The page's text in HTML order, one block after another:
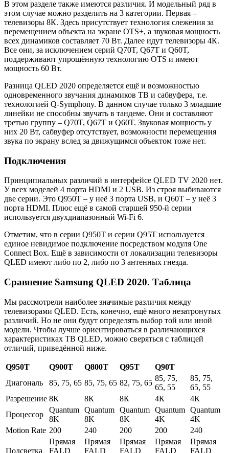
В этом разделе также имеются различия. И модельный ряд в
этом случае можно разделить на 3 категории. Первая –
телевизоры 8К. Здесь присутствует технология слежения за
перемещением объекта на экране OTS+, а звуковая мощность
всех динамиков составляет 70 Вт. Далее идут телевизоры 4К.
Все они, за исключением серий Q70T, Q67T и Q60T,
поддерживают упрощённую технологию OTS и имеют
мощность 60 Вт.
Разница QLED 2020 определяется ещё и возможностью
одновременного звучания динамиков ТВ и сабвуфера, т.е.
технологией Q-Symphony. В данном случае только 3 младшие
линейки не способны звучать в тандеме. Они и составляют
третью группу – Q70T, Q67T и Q60T. Звуковая мощность у
них 20 Вт, сабвуфер отсутствует, возможности перемещения
звука по экрану вслед за движущимся объектом тоже нет.
Подключения
Принципиальных различий в интерфейсе QLED TV 2020 нет.
У всех моделей 4 порта HDMI и 2 USB. Из строя выбиваются
две серии. Это Q950T – у неё 3 порта USB, и Q60T – у неё 3
порта HDMI. Плюс ещё в самой старшей 950-й серии
используется двухдиапазонный Wi-Fi 6.
Отметим, что в серии Q950T и серии Q95T используется
единое невидимое подключение посредством модуля One
Connect Box. Ещё в зависимости от локализации телевизоры
QLED имеют либо по 2, либо по 3 антенных гнезда.
Сравнение Samsung QLED 2020. Таблица
Мы рассмотрели наиболее значимые различия между
телевизорами QLED. Есть, конечно, ещё много незатронутых
различий. Но не они будут определять выбор той или иной
модели. Чтобы лучше ориентироваться в различающихся
характеристиках ТВ QLED, можно сверяться с таблицей
отличий, приведённой ниже.
Q950T Q900T Q800T Q95T
Q90T
Диагональ
85, 75, 65 85, 75, 65 82, 75, 65
85, 75,
65, 55
85, 75,
65, 55
Разрешение 8К 8К 8К 4К
4К
Процессор
Quantum
8K
Quantum
8K
Quantum
8K
Quantum
4K
Quantum
4K
Motion Rate 200 240 200 200 240
Подсветка
Прямая
FALD
Прямая
FALD
Прямая
FALD
Прямая
FALD
Прямая
FALD